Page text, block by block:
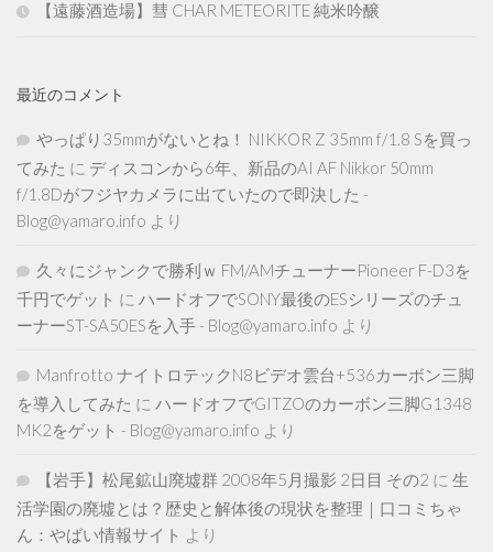
【遠藤酒造場】彗 CHAR METEORITE 純米吟醸
最近のコメント
やっぱり35mmがないとね！ NIKKOR Z 35mm f/1.8 Sを買っ
てみた に ディスコンから6年、新品のAI AF Nikkor 50mm
f/1.8Dがフジヤカメラに出ていたので即決した -
Blog@yamaro.info より
久々にジャンクで勝利ｗ FM/AMチューナーPioneer F-D3を
千円でゲット に ハードオフでSONY最後のESシリーズのチュ
ーナーST-SA50ESを入手 - Blog@yamaro.info より
Manfrotto ナイトロテックN8ビデオ雲台+536カーボン三脚
を導入してみた に ハードオフでGITZOのカーボン三脚G1348
MK2をゲット - Blog@yamaro.info より
【岩手】松尾鉱山廃墟群 2008年5月撮影 2日目 その2 に 生
活学園の廃墟とは？歴史と解体後の現状を整理｜口コミちゃ
ん：やばい情報サイト より